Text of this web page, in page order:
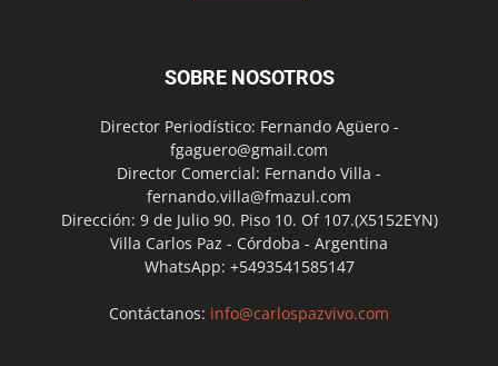
SOBRE NOSOTROS
Director Periodístico: Fernando Agüero -
fgaguero@gmail.com
Director Comercial: Fernando Villa -
fernando.villa@fmazul.com
Dirección: 9 de Julio 90. Piso 10. Of 107.(X5152EYN)
Villa Carlos Paz - Córdoba - Argentina
WhatsApp: +5493541585147
Contáctanos: info@carlospazvivo.com